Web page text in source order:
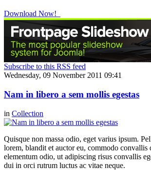
Download Now!
Subscribe to this RSS feed
Wednesday, 09 November 2011 09:41
Nam in libero a sem mollis egestas
in Collection
Quisque non massa odio, eget varius ipsum.
lorem, blandit et auctor eu, commodo convallis
elementum odio, ut adipiscing risus convallis
dui in orci rutrum luctus ac vitae neque.